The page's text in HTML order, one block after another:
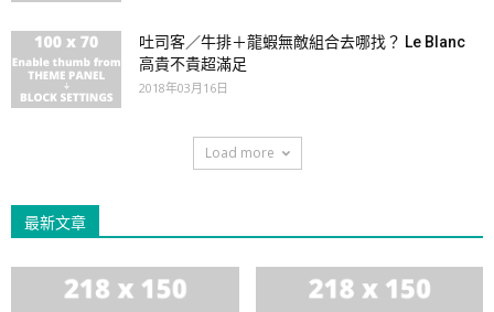
吐司客／牛排＋龍蝦無敵組合去哪找？ Le Blanc
高貴不貴超滿足
2018年03月16日
Load more
最新文章